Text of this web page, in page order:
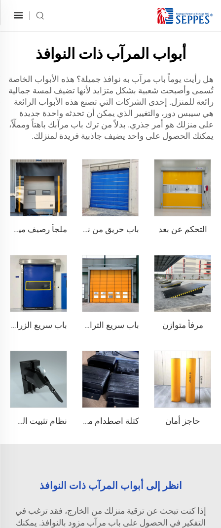
أبواب المرآب ذات النوافذ
هل رأيت يوماً باب مرآب به نوافذ جميلة؟ هذه الأبواب الخاصة
تُسمى وأصبحت شعبية بشكل متزايد لأنها تضيف لمسة جمالية
رائعة للمنزل. إحدى الشركات التي تصنع هذه الأبواب الرائعة
هي سيبس دور، والتغيير الذي يمكن أن تحدثه واحدة جديدة
على منزلك هو أمر جذري. بدلاً من ترك باب مرآبك باهتاً ومملّاً،
يمكنك الحصول على واحد يضيف جاذبية فريدة لمنزلك.
التحكم عن بعد باب حريق من نسيج غير عضوي ملجأ رصيف ميكانيكي
مرفأ متوازن باب سريع التراكم باب سريع الزراعة
حاجز أمان كتلة اصطدام منصة نظام تثبيت الشاحنات
انظر إلى أبواب المرآب ذات النوافذ
إذا كنت تبحث عن ترقية منزلك من الخارج، فقد ترغب في
التفكير في الحصول على باب مرآب مزود بالنوافذ. يمكنك